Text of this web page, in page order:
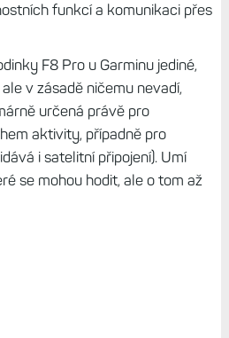
funkcí a komunikaci přes
F8 Pro u Garminu jediné,
v zásadě ničemu nevadí,
určená právě pro
aktivity, případně pro
i satelitní připojení). Umí
se mohou hodit, ale o tom až